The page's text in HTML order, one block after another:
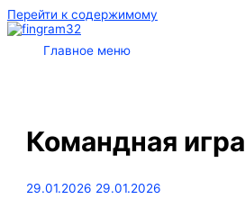
Перейти к содержимому
Главное меню
Командная игра
29.01.2026 29.01.2026